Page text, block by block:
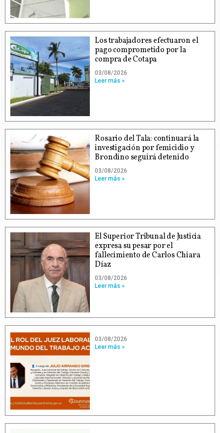
Los trabajadores efectuaron el
pago comprometido por la
compra de Cotapa
03/08/2026
Leer más »
Rosario del Tala: continuará la
investigación por femicidio y
Brondino seguirá detenido
03/08/2026
Leer más »
El Superior Tribunal de Justicia
expresa su pesar por el
fallecimiento de Carlos Chiara
Díaz
03/08/2026
Leer más »
03/08/2026
Leer más »